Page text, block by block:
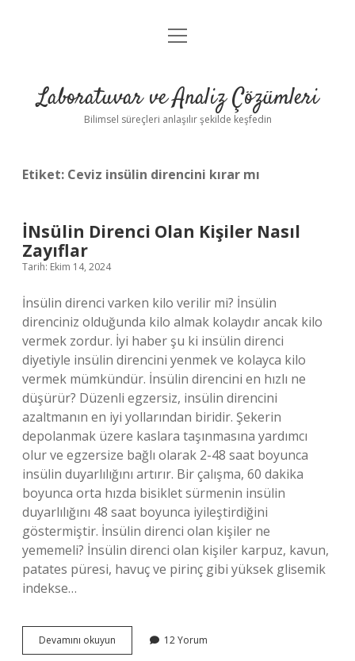
Anasayfa
Yasal Uyarı
menüyü
Laboratuvar ve Analiz Çözümleri
Bilimsel süreçleri anlaşılır şekilde keşfedin
Etiket: Ceviz insülin direncini kırar mı
İNsülin Direnci Olan Kişiler Nasıl
Zayıflar
Tarih: Ekim 14, 2024
İnsülin direnci varken kilo verilir mi? İnsülin
direnciniz olduğunda kilo almak kolaydır ancak kilo
vermek zordur. İyi haber şu ki insülin direnci
diyetiyle insülin direncini yenmek ve kolayca kilo
vermek mümkündür. İnsülin direncini en hızlı ne
düşürür? Düzenli egzersiz, insülin direncini
azaltmanın en iyi yollarından biridir. Şekerin
depolanmak üzere kaslara taşınmasına yardımcı
olur ve egzersize bağlı olarak 2-48 saat boyunca
insülin duyarlılığını artırır. Bir çalışma, 60 dakika
boyunca orta hızda bisiklet sürmenin insülin
duyarlılığını 48 saat boyunca iyileştirdiğini
göstermiştir. İnsülin direnci olan kişiler ne
yememeli? İnsülin direnci olan kişiler karpuz, kavun,
patates püresi, havuç ve pirinç gibi yüksek glisemik
indekse…
Devamını okuyun
Direnci
12 Yorum